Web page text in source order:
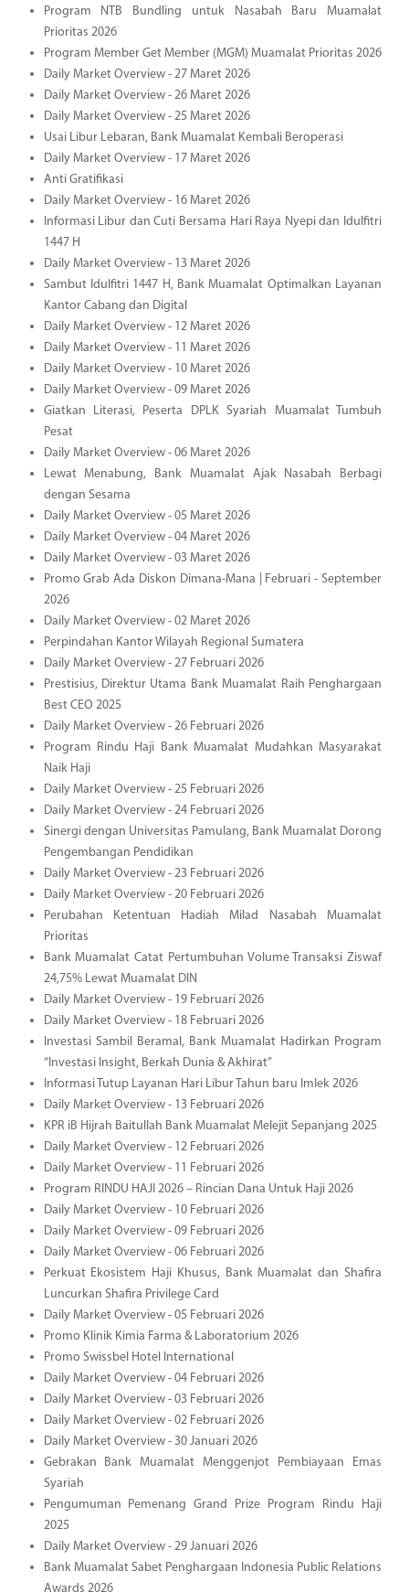
Program NTB Bundling untuk Nasabah Baru Muamalat
Prioritas 2026
Program Member Get Member (MGM) Muamalat Prioritas 2026
Daily Market Overview - 27 Maret 2026
Daily Market Overview - 26 Maret 2026
Daily Market Overview - 25 Maret 2026
Usai Libur Lebaran, Bank Muamalat Kembali Beroperasi
Daily Market Overview - 17 Maret 2026
Anti Gratifikasi
Daily Market Overview - 16 Maret 2026
Informasi Libur dan Cuti Bersama Hari Raya Nyepi dan Idulfitri
1447 H
Daily Market Overview - 13 Maret 2026
Sambut Idulfitri 1447 H, Bank Muamalat Optimalkan Layanan
Kantor Cabang dan Digital
Daily Market Overview - 12 Maret 2026
Daily Market Overview - 11 Maret 2026
Daily Market Overview - 10 Maret 2026
Daily Market Overview - 09 Maret 2026
Giatkan Literasi, Peserta DPLK Syariah Muamalat Tumbuh
Pesat
Daily Market Overview - 06 Maret 2026
Lewat Menabung, Bank Muamalat Ajak Nasabah Berbagi
dengan Sesama
Daily Market Overview - 05 Maret 2026
Daily Market Overview - 04 Maret 2026
Daily Market Overview - 03 Maret 2026
Promo Grab Ada Diskon Dimana-Mana | Februari - September
2026
Daily Market Overview - 02 Maret 2026
Perpindahan Kantor Wilayah Regional Sumatera
Daily Market Overview - 27 Februari 2026
Prestisius, Direktur Utama Bank Muamalat Raih Penghargaan
Best CEO 2025
Daily Market Overview - 26 Februari 2026
Program Rindu Haji Bank Muamalat Mudahkan Masyarakat
Naik Haji
Daily Market Overview - 25 Februari 2026
Daily Market Overview - 24 Februari 2026
Sinergi dengan Universitas Pamulang, Bank Muamalat Dorong
Pengembangan Pendidikan
Daily Market Overview - 23 Februari 2026
Daily Market Overview - 20 Februari 2026
Perubahan Ketentuan Hadiah Milad Nasabah Muamalat
Prioritas
Bank Muamalat Catat Pertumbuhan Volume Transaksi Ziswaf
24,75% Lewat Muamalat DIN
Daily Market Overview - 19 Februari 2026
Daily Market Overview - 18 Februari 2026
Investasi Sambil Beramal, Bank Muamalat Hadirkan Program
“Investasi Insight, Berkah Dunia & Akhirat”
Informasi Tutup Layanan Hari Libur Tahun baru Imlek 2026
Daily Market Overview - 13 Februari 2026
KPR iB Hijrah Baitullah Bank Muamalat Melejit Sepanjang 2025
Daily Market Overview - 12 Februari 2026
Daily Market Overview - 11 Februari 2026
Program RINDU HAJI 2026 – Rincian Dana Untuk Haji 2026
Daily Market Overview - 10 Februari 2026
Daily Market Overview - 09 Februari 2026
Daily Market Overview - 06 Februari 2026
Perkuat Ekosistem Haji Khusus, Bank Muamalat dan Shafira
Luncurkan Shafira Privilege Card
Daily Market Overview - 05 Februari 2026
Promo Klinik Kimia Farma & Laboratorium 2026
Promo Swissbel Hotel International
Daily Market Overview - 04 Februari 2026
Daily Market Overview - 03 Februari 2026
Daily Market Overview - 02 Februari 2026
Daily Market Overview - 30 Januari 2026
Gebrakan Bank Muamalat Menggenjot Pembiayaan Emas
Syariah
Pengumuman Pemenang Grand Prize Program Rindu Haji
2025
Daily Market Overview - 29 Januari 2026
Bank Muamalat Sabet Penghargaan Indonesia Public Relations
Awards 2026